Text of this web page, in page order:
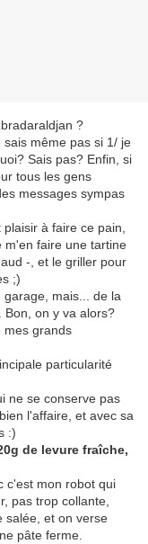
?
même pas si 1/ je
Sais pas? Enfin, si
tous les gens
messages sympas
à faire ce pain,
m'en faire une tartine
-, et le griller pour
;)
mais... de la
Bon, on y va alors?
mes grands
particularité
ne se conserve pas
l'affaire, et avec sa
:)
de levure fraîche,
c'est mon robot qui
pas trop collante,
salée, et on verse
pâte ferme.